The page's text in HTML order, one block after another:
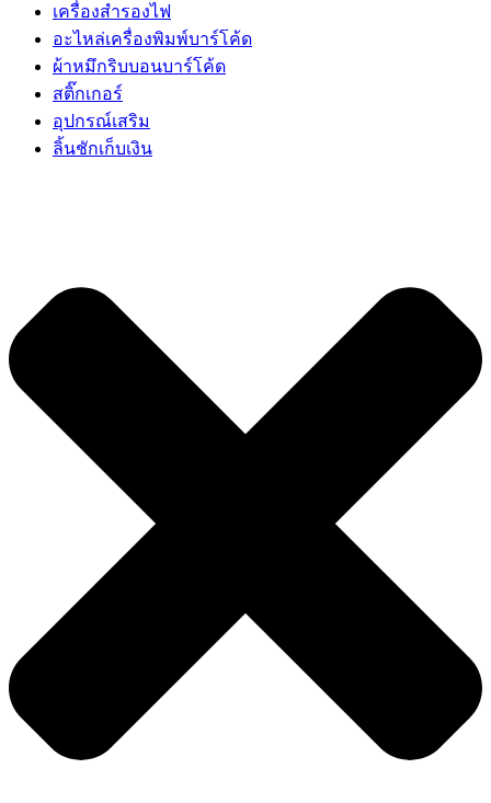
เครื่องสำรองไฟ
อะไหล่เครื่องพิมพ์บาร์โค้ด
ผ้าหมึกริบบอนบาร์โค้ด
สติ๊กเกอร์
อุปกรณ์เสริม
ลิ้นชักเก็บเงิน